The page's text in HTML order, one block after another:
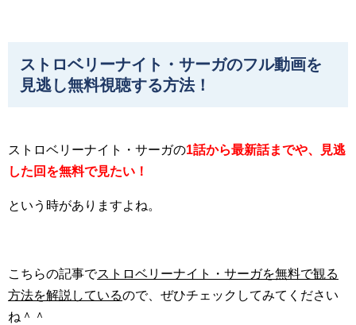
ストロベリーナイト・サーガのフル動画を
見逃し無料視聴する方法！
ストロベリーナイト・サーガの1話から最新話までや、見逃
した回を無料で見たい！
という時がありますよね。
こちらの記事でストロベリーナイト・サーガを無料で観る
方法を解説しているので、ぜひチェックしてみてください
ね＾＾